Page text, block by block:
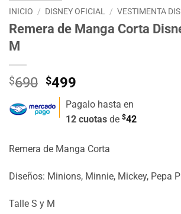
INICIO / DISNEY OFICIAL / VESTIMENTA
Remera de Manga Corta
M
$690 El
precio
original
era:
$499
precio
actual
es:
Pagalo hasta en
12 cuotas de $42
Remera de Manga Corta
Diseños: Minions, Minnie, Mickey, Pepa
Talle S y M